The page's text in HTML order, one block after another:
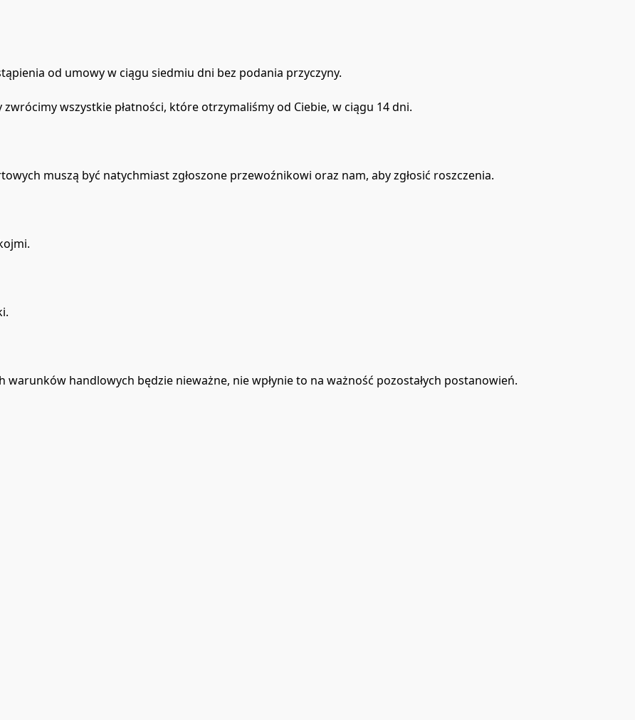
od umowy w ciągu siedmiu dni bez podania przyczyny.
wszystkie płatności, które otrzymaliśmy od Ciebie, w ciągu 14 dni.
muszą być natychmiast zgłoszone przewoźnikowi oraz nam, aby zgłosić roszczenia.
warunków handlowych będzie nieważne, nie wpłynie to na ważność pozostałych postanowień.